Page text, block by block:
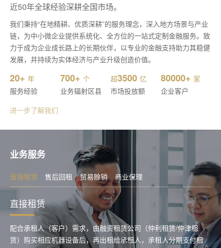
近50年全球经验深耕全国市场。
我们秉持“在地精耕、优质深耕”的服务理念，深入地方场景与产业
链，为中小微企业提供系统化、全方位的一站式定制金融服务。致
力于成为企业成长路上的长期伙伴，以专业的金融支持助力其稳健
发展，并持续为实体经济与产业升级创造价值。
20+ 年
服务经验
700+ 个
业务辐射区县
超3500 亿
市场投放额
80000+ 家
企业客户
进一步了解我们
业务服务
直接租赁 售后回租 贸易赊销 商业保理
直接租赁
配合承租人（客户）需求，由融资租赁公司（仲利租赁/仲津租
赁）购买相应机器设备后，再出租给承租人，承租人分期支付租